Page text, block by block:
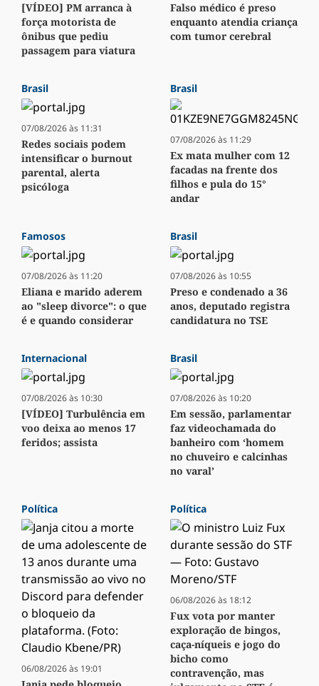
[VÍDEO] PM arranca à
força motorista de
ônibus que pediu
passagem para viatura
Falso médico é preso
enquanto atendia criança
com tumor cerebral
Brasil
07/08/2026 às 11:31
Redes sociais podem
intensificar o burnout
parental, alerta
psicóloga
Brasil
07/08/2026 às 11:29
Ex mata mulher com 12
facadas na frente dos
filhos e pula do 15°
andar
Famosos
07/08/2026 às 11:20
Eliana e marido aderem
ao "sleep divorce": o que
é e quando considerar
Brasil
07/08/2026 às 10:55
Preso e condenado a 36
anos, deputado registra
candidatura no TSE
Internacional
07/08/2026 às 10:30
[VÍDEO] Turbulência em
voo deixa ao menos 17
feridos; assista
Brasil
07/08/2026 às 10:20
Em sessão, parlamentar
faz videochamada do
banheiro com ‘homem
no chuveiro e calcinhas
no varal’
Política
06/08/2026 às 19:01
Política
06/08/2026 às 18:12
Fux vota por manter
exploração de bingos,
caça-níqueis e jogo do
bicho como
contravenção, mas